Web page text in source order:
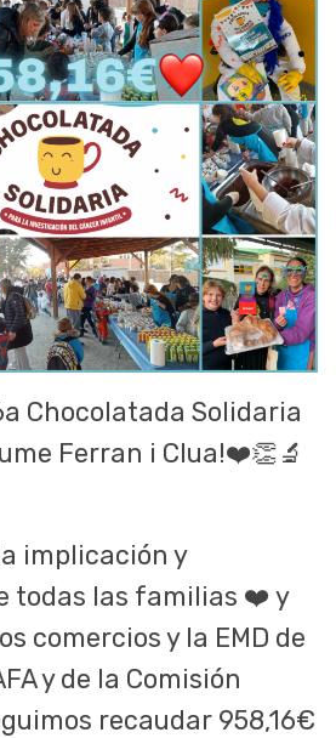
Chocolatada Solidaria
Ferran i Clua!❤️👏🔬
implicación y
todas las familias ❤️ y
comercios y la EMD de
y de la Comisión
recaudar 958,16€